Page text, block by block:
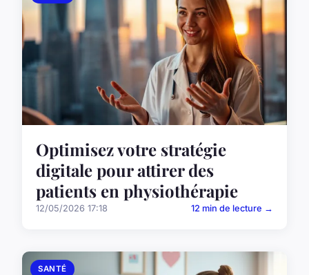
Optimisez votre stratégie
digitale pour attirer des
patients en physiothérapie
12/05/2026 17:18 12 min de lecture →
SANTÉ